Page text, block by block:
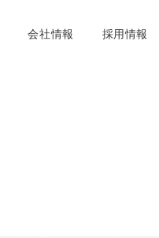
会社情報 採用情報